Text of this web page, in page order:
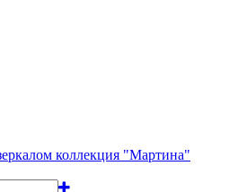
коллекция "Мартина"